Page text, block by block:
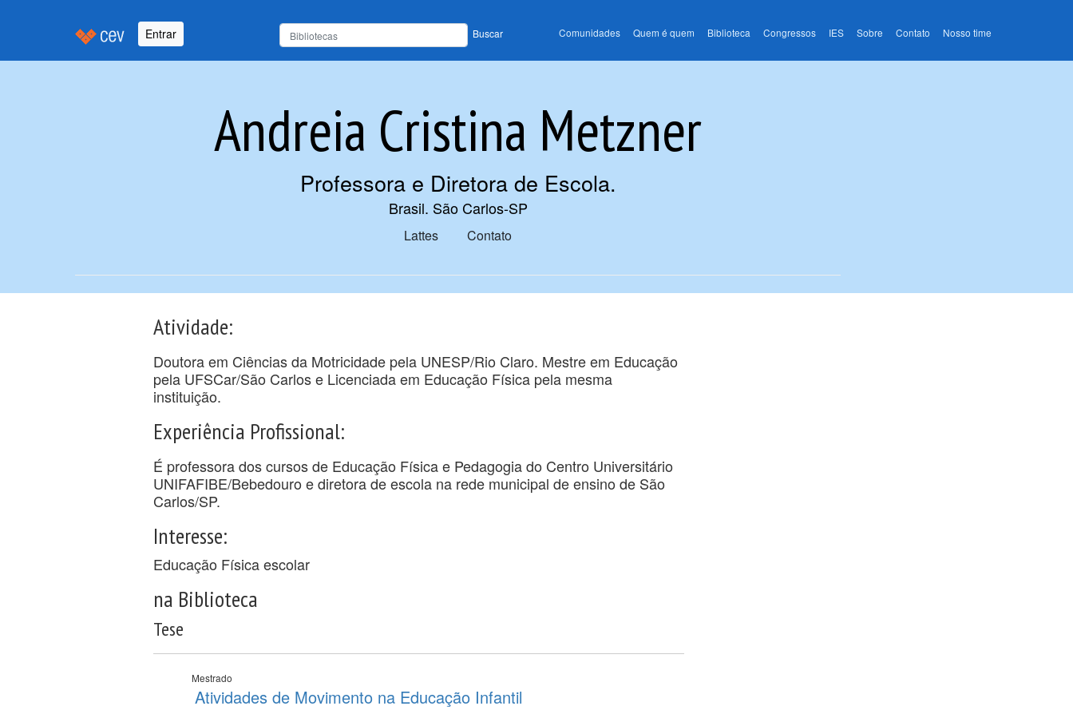
Entrar Buscar Comunidades Quem é quem Biblioteca Congressos IES Sobre Contato Nosso time
Andreia Cristina Metzner
Professora e Diretora de Escola.
Brasil. São Carlos-SP
Lattes Contato
Atividade:
Doutora em Ciências da Motricidade pela UNESP/Rio Claro. Mestre em Educação
pela UFSCar/São Carlos e Licenciada em Educação Física pela mesma
instituição.
Experiência Profissional:
É professora dos cursos de Educação Física e Pedagogia do Centro Universitário
UNIFAFIBE/Bebedouro e diretora de escola na rede municipal de ensino de São
Carlos/SP.
Interesse:
Educação Física escolar
na Biblioteca
Tese
Mestrado
Atividades de Movimento na Educação Infantil